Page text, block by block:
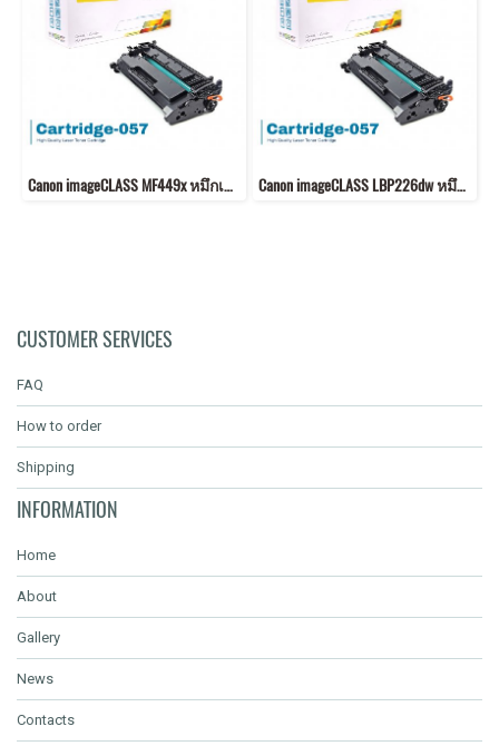
Canon imageCLASS MF449x หมึกเครื่องปริ้น 057 พิมพ์คมชัด! Canon imageCLASS LBP226dw หมึกเครื่องปริ้น 057 คุณภาพสูง พิมพ์คมชัด!
CUSTOMER SERVICES
FAQ
How to order
Shipping
INFORMATION
Home
About
Gallery
News
Contacts